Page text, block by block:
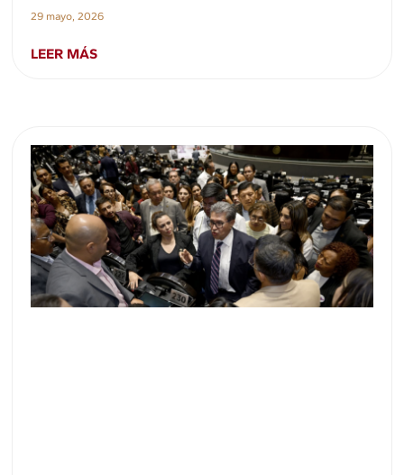
29 mayo, 2026
LEER MÁS